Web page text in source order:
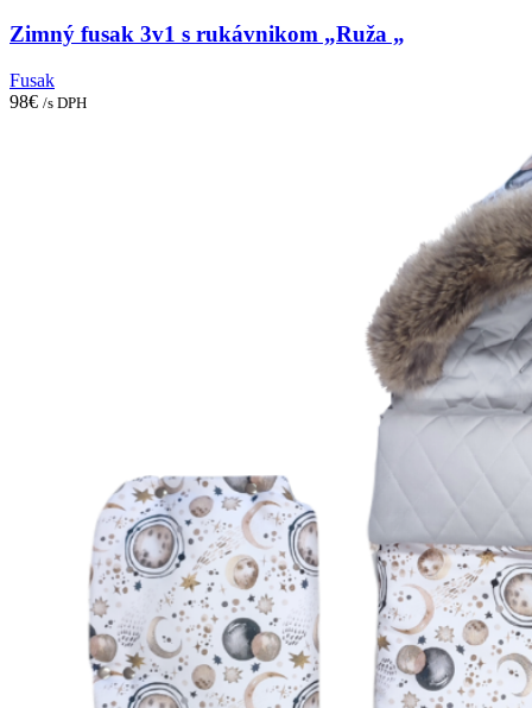
Zimný fusak 3v1 s rukávnikom „Ruža „
Fusak
98€ /s DPH